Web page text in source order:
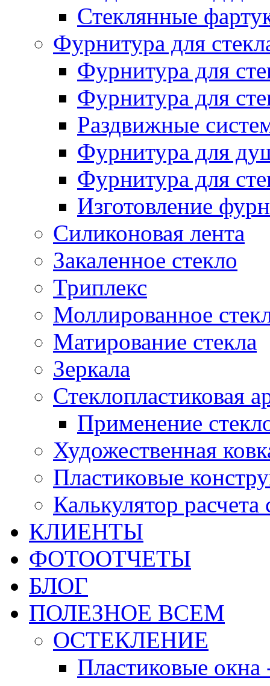
Стеклянные
Фурнитура для
Фурнитура для
Фурнитура для
Раздвижные
Фурнитура для
Фурнитура для
Изготовление
Силиконовая лента
Закаленное стекло
Триплекс
Моллированное
Матирование стекла
Зеркала
Стеклопластиковая
Применение
Художественная
Пластиковые
Калькулятор
КЛИЕНТЫ
ФОТООТЧЕТЫ
БЛОГ
ПОЛЕЗНОЕ ВСЕМ
ОСТЕКЛЕНИЕ
Пластиковые